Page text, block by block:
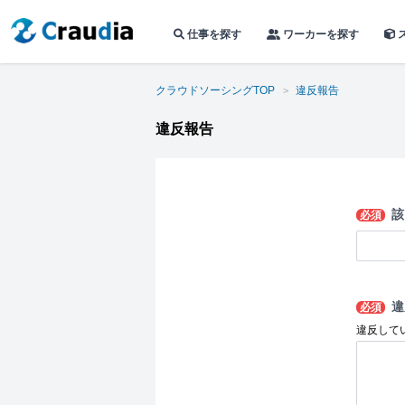
仕事を探す ワーカーを探す
クラウドソーシングTOP 違反報告
違反報告
必須
必須
違反して